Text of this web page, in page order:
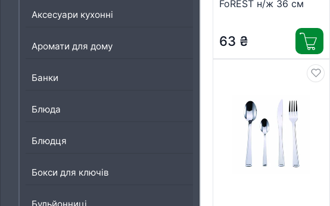
Аксесуари кухонні
Аромати для дому
Банки
Блюда
Блюдця
Бокси для ключів
FoREST н/ж 36 см
63 ₴